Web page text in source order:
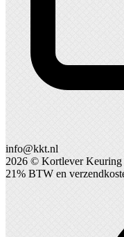
info@kkt.nl
2026 © Kortlever Keuring
21% BTW en